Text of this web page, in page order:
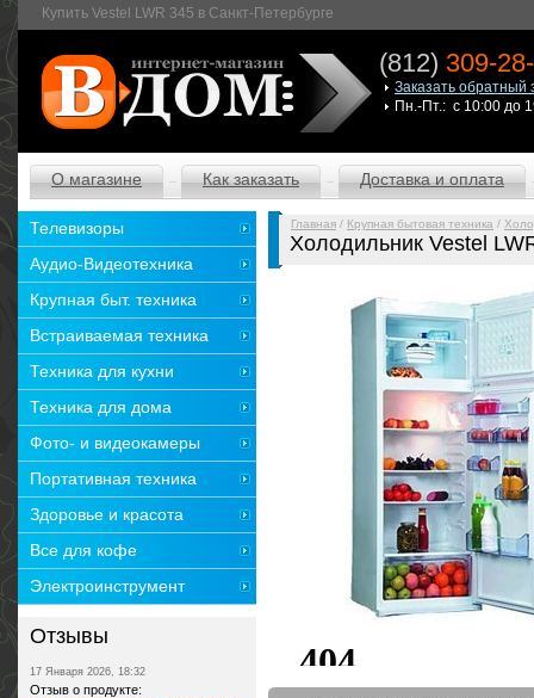
Купить Vestel LWR 345 в Санкт-Петербурге
(812) 309-
Заказать обратный
Пн.-Пт.: с 10:00 до
О магазине Как заказать Доставка и оплата
Главная / Крупная бытовая техника /
Холодильник Vestel
Телевизоры
Аудио-Видеотехника
Крупная быт. техника
Встраиваемая техника
Техника для кухни
Техника для дома
Фото- и видеокамеры
Портативная техника
Здоровье и красота
Все для кофе
Электроинструмент
Отзывы
17 Января 2026, 18:32
Отзыв о продукте: